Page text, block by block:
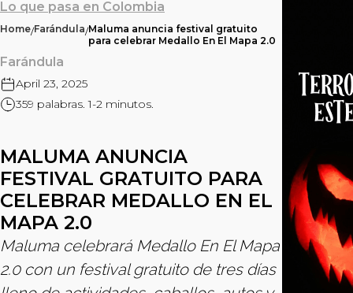
Lo que pasa en Colombia
Home/Farándula/Maluma anuncia festival gratuito
para celebrar Medallo En El Mapa 2.0
Farándula
April 23, 2025
359 palabras. 1-2 minutos.
MALUMA ANUNCIA
FESTIVAL GRATUITO PARA
CELEBRAR MEDALLO EN EL
MAPA 2.0
Maluma celebrará Medallo En El Mapa
2.0 con un festival gratuito de tres días